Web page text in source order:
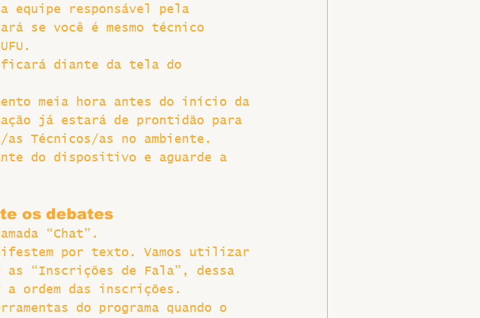
equipe responsável pela
se você é mesmo técnico
ficará diante da tela do
meia hora antes do início da
já estará de prontidão para
Técnicos/as no ambiente.
do dispositivo e aguarde a
os debates
“Chat”.
por texto. Vamos utilizar
as “Inscrições de Fala”, dessa
a ordem das inscrições.
do programa quando o